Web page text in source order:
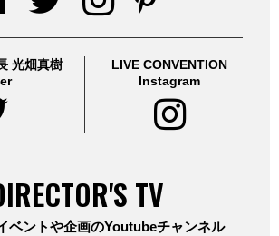
光畑真樹
LIVE CONVENTION
Instagram
TV
ベントや企画のYoutubeチャンネル